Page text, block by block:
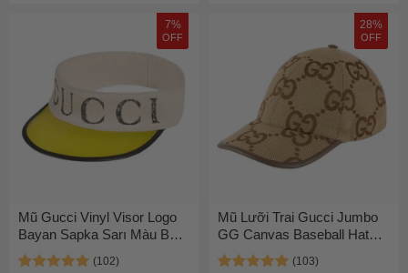
7%
OFF
Mũ Gucci Vinyl Visor Logo
Bayan Sapka Sarı Màu Be
Vàng Size L
28%
OFF
Mũ Lưỡi Trai Gucci Jumbo
GG Canvas Baseball Hat
Màu Nâu Size S